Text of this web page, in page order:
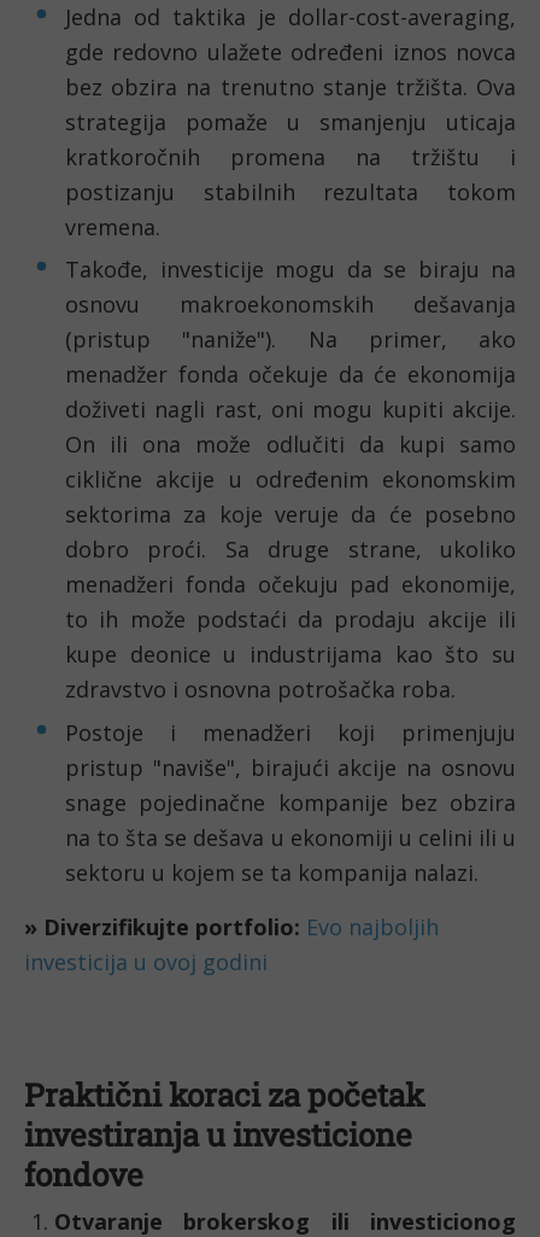
Jedna od taktika je dollar-cost-averaging,
gde redovno ulažete određeni iznos novca
bez obzira na trenutno stanje tržišta. Ova
strategija pomaže u smanjenju uticaja
kratkoročnih promena na tržištu i
postizanju stabilnih rezultata tokom
vremena.
Takođe, investicije mogu da se biraju na
osnovu makroekonomskih dešavanja
(pristup "naniže"). Na primer, ako
menadžer fonda očekuje da će ekonomija
doživeti nagli rast, oni mogu kupiti akcije.
On ili ona može odlučiti da kupi samo
ciklične akcije u određenim ekonomskim
sektorima za koje veruje da će posebno
dobro proći. Sa druge strane, ukoliko
menadžeri fonda očekuju pad ekonomije,
to ih može podstaći da prodaju akcije ili
kupe deonice u industrijama kao što su
zdravstvo i osnovna potrošačka roba.
Postoje i menadžeri koji primenjuju
pristup "naviše", birajući akcije na osnovu
snage pojedinačne kompanije bez obzira
na to šta se dešava u ekonomiji u celini ili u
sektoru u kojem se ta kompanija nalazi.
» Diverzifikujte portfolio: Evo najboljih
investicija u ovoj godini
Praktični koraci za početak
investiranja u investicione
fondove
Otvaranje brokerskog ili investicionog